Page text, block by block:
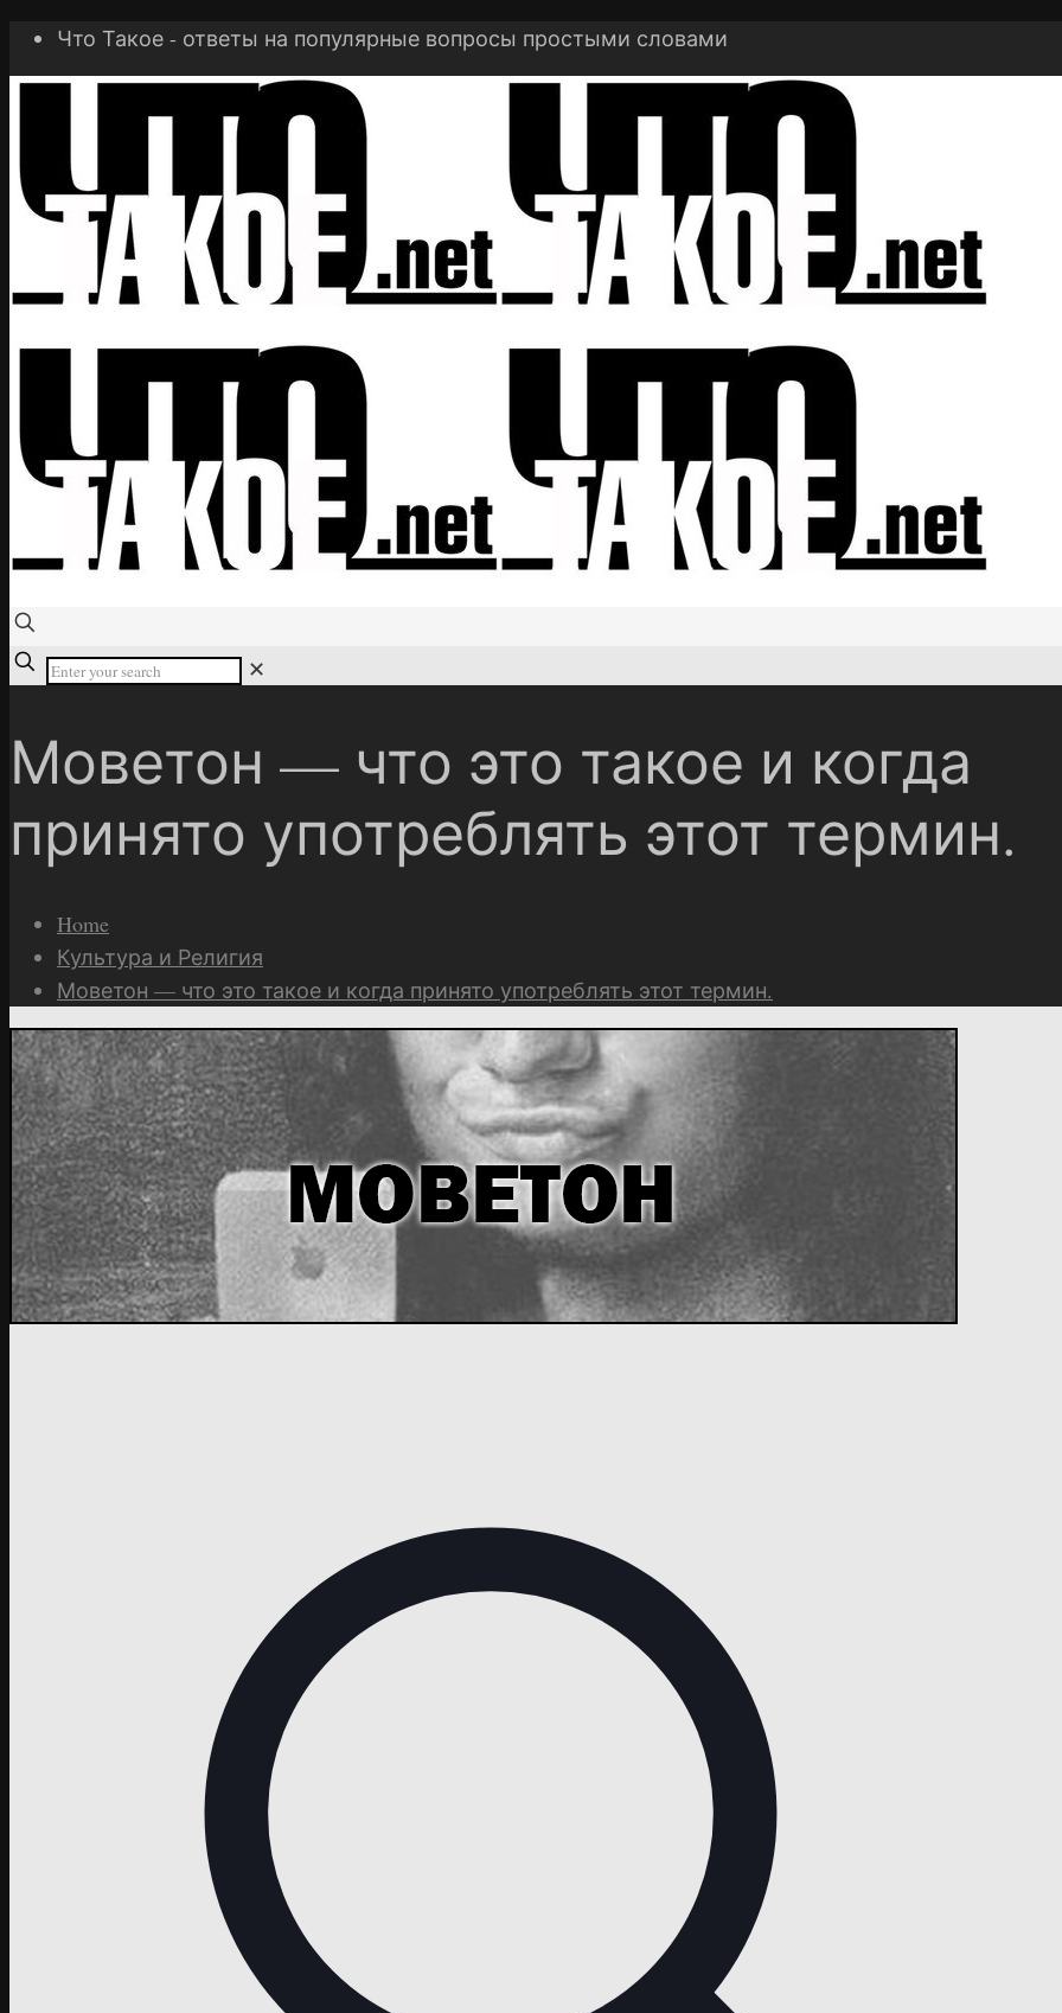
Что Такое - ответы на популярные вопросы простыми словами
✕
Моветон — что это такое и когда
принято употреблять этот термин.
Home
Культура и Религия
Моветон — что это такое и когда принято употреблять этот термин.